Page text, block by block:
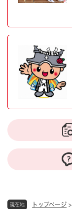
現在地 トップページ >